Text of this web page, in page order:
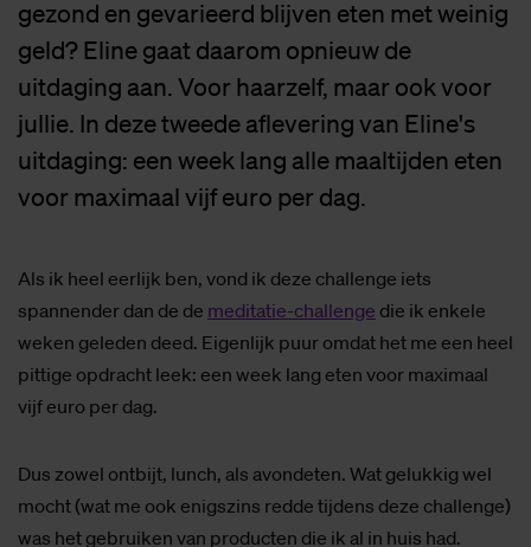
gezond en gevarieerd blijven eten met weinig
geld? Eline gaat daarom opnieuw de
uitdaging aan. Voor haarzelf, maar ook voor
jullie. In deze tweede aflevering van Eline's
uitdaging: een week lang alle maaltijden eten
voor maximaal vijf euro per dag.
Als ik heel eerlijk ben, vond ik deze challenge iets
spannender dan de de meditatie-challenge die ik enkele
weken geleden deed. Eigenlijk puur omdat het me een heel
pittige opdracht leek: een week lang eten voor maximaal
vijf euro per dag.
Dus zowel ontbijt, lunch, als avondeten. Wat gelukkig wel
mocht (wat me ook enigszins redde tijdens deze challenge)
was het gebruiken van producten die ik al in huis had.